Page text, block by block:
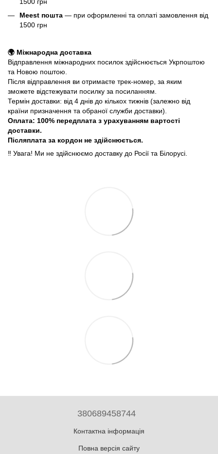
Meest пошта — при оформленні та оплаті замовлення від
1500 грн
🌍 Міжнародна доставка
Відправлення міжнародних посилок здійснюється Укрпоштою
та Новою поштою.
Після відправлення ви отримаєте трек-номер, за яким
зможете відстежувати посилку за посиланням.
Термін доставки: від 4 днів до кількох тижнів (залежно від
країни призначення та обраної служби доставки).
Оплата: 100% передплата з урахуванням вартості
доставки.
Післяплата за кордон не здійснюється.
‼️ Увага! Ми не здійснюємо доставку до Росії та Білорусі.
380689458744
Контактна інформація
Повна версія сайту